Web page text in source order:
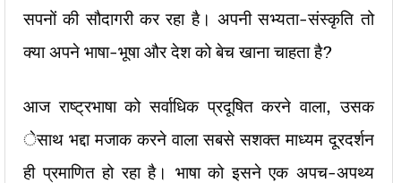
सपनों की सौदागरी कर रहा है। अपनी सभ्यता-संस्कृति तो
क्या अपने भाषा-भूषा और देश को बेच खाना चाहता है?
आज राष्ट्रभाषा को सर्वाधिक प्रदूषित करने वाला, उसक
ेसाथ भद्दा मजाक करने वाला सबसे सशक्त माध्यम दूरदर्शन
ही प्रमाणित हो रहा है। भाषा को इसने एक अपच-अपथ्य